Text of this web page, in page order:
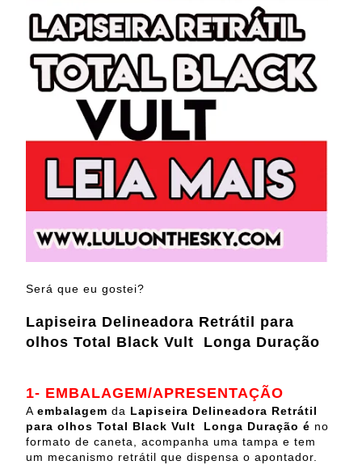
Será que eu gostei?
Lapiseira Delineadora Retrátil para
olhos Total Black Vult Longa Duração
1- EMBALAGEM/APRESENTAÇÃO
A embalagem da Lapiseira Delineadora Retrátil
para olhos Total Black Vult Longa Duração é no
formato de caneta, acompanha uma tampa e tem
um mecanismo retrátil que dispensa o apontador.